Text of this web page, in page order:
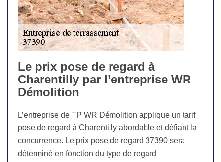
Le prix pose de regard à
Charentilly par l’entreprise WR
Démolition
L’entreprise de TP WR Démolition applique un tarif
pose de regard à Charentilly abordable et défiant la
concurrence. Le prix pose de regard 37390 sera
déterminé en fonction du type de regard